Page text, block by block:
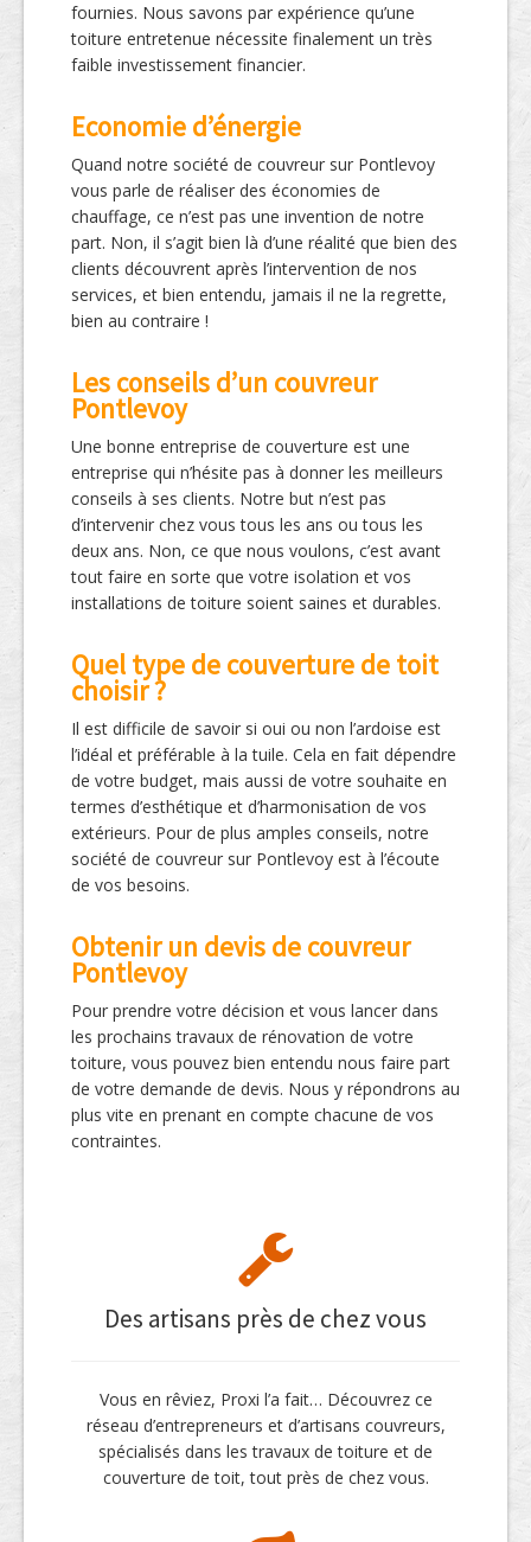
fournies. Nous savons par expérience qu’une
toiture entretenue nécessite finalement un très
faible investissement financier.
Economie d’énergie
Quand notre société de couvreur sur Pontlevoy
vous parle de réaliser des économies de
chauffage, ce n’est pas une invention de notre
part. Non, il s’agit bien là d’une réalité que bien des
clients découvrent après l’intervention de nos
services, et bien entendu, jamais il ne la regrette,
bien au contraire !
Les conseils d’un couvreur
Pontlevoy
Une bonne entreprise de couverture est une
entreprise qui n’hésite pas à donner les meilleurs
conseils à ses clients. Notre but n’est pas
d’intervenir chez vous tous les ans ou tous les
deux ans. Non, ce que nous voulons, c’est avant
tout faire en sorte que votre isolation et vos
installations de toiture soient saines et durables.
Quel type de couverture de toit
choisir ?
Il est difficile de savoir si oui ou non l’ardoise est
l’idéal et préférable à la tuile. Cela en fait dépendre
de votre budget, mais aussi de votre souhaite en
termes d’esthétique et d’harmonisation de vos
extérieurs. Pour de plus amples conseils, notre
société de couvreur sur Pontlevoy est à l’écoute
de vos besoins.
Obtenir un devis de couvreur
Pontlevoy
Pour prendre votre décision et vous lancer dans
les prochains travaux de rénovation de votre
toiture, vous pouvez bien entendu nous faire part
de votre demande de devis. Nous y répondrons au
plus vite en prenant en compte chacune de vos
contraintes.
Des artisans près de chez vous
Vous en rêviez, Proxi l’a fait… Découvrez ce
réseau d’entrepreneurs et d’artisans couvreurs,
spécialisés dans les travaux de toiture et de
couverture de toit, tout près de chez vous.